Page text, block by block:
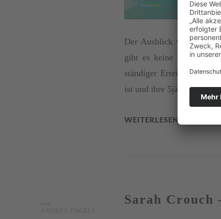
Der Ausblick vom 18.
gibt es keine
ständiger Erreichbarkeit
ist und ihre 5jährige
WEITERLESEN
von
ANDREA ENGELS
Sarah Crouch